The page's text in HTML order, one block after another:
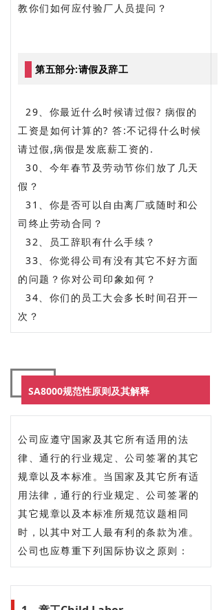
教你们如何应付验厂人员提问？
第五部分:请假及辞工
29、你最近什么时候请过假? 病假的
工资是如何计算的? 答:不记得什么时候
请过假,病假是发底薪工资的.
30、今年春节及劳动节你们放了几天
假？
31、你是否可以自由离厂或随时和公
司终止劳动合同？
32、员工辞职有什么手续？
33、你觉得公司有没有其它不好方面
的问题？你对公司印象如何？
34、你们的员工大会多长时间召开一
次？
SA8000规范性原则及其解释
公司应遵守国家及其它所有适用的法
律、通行的行业规定、公司签署的其它
规章以及本标准。当国家及其它所有适
用法律，通行的行业规定、公司签署的
其它规章以及本标准所规范议题相同
时，以其中对工人最有利的条款为准。
公司也应尊重下列国际协议之原则：